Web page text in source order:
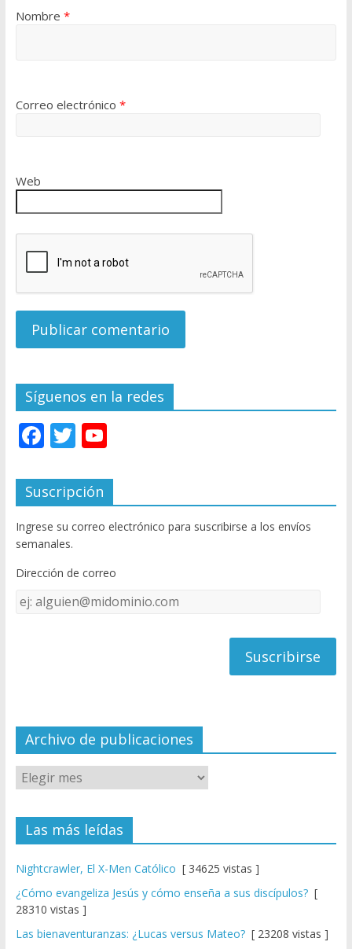
Nombre *
Correo electrónico *
Web
Síguenos en la redes
F
e
b
o
o
k
T
itt
er
Y
u
T
u
e
C
el
Suscripción
Ingrese su correo electrónico para suscribirse a los envíos
semanales.
Dirección de correo
Dirección
Archivo de publicaciones
Las más leídas
Nightcrawler, El X-Men Católico [ 34625 vistas ]
¿Cómo evangeliza Jesús y cómo enseña a sus discípulos?[
28310 vistas ]
Las bienaventuranzas: ¿Lucas versus Mateo?[ 23208 vistas ]